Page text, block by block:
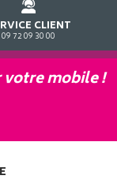
CLIENT
09 72 09 30 00
votre mobile !